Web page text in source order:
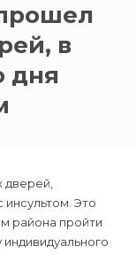
в
дня
дверей,
Это
района пройти
индивидуального